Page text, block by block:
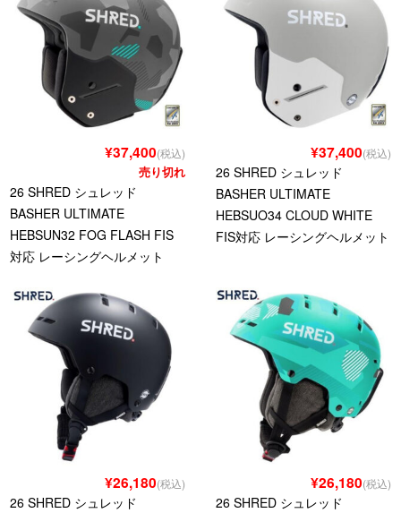
¥37,400(税込)
売り切れ
26 SHRED シュレッド
BASHER ULTIMATE
HEBSUN32 FOG FLASH FIS
対応 レーシングヘルメット
¥37,400(税込)
26 SHRED シュレッド
BASHER ULTIMATE
HEBSUO34 CLOUD WHITE
FIS対応 レーシングヘルメット
¥26,180(税込)
26 SHRED シュレッド
¥26,180(税込)
26 SHRED シュレッド